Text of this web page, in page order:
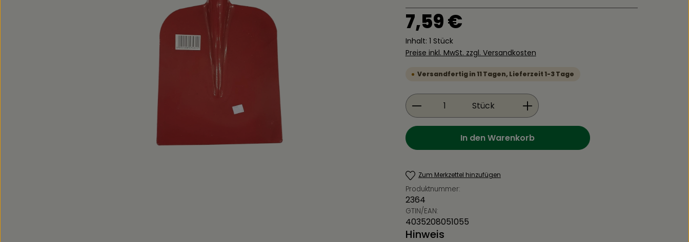
Regulärer Preis:
7,59 €
Inhalt: 1 Stück
Preise inkl. MwSt. zzgl. Versandkosten
Versandfertig in 11 Tagen, Lieferzeit 1-3 Tage
Produkt Anzahl: Gib den gewünschten Wert
Stück
In den Warenkorb
Zum Merkzettel hinzufügen
Produktnummer:
2364
GTIN/EAN:
4035208051055
Hinweis